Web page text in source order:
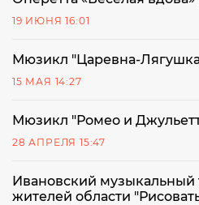
19 ИЮНЯ 16:01
Мюзикл "Царевна-
15 МАЯ 14:27
Мюзикл "Ромео и
28 АПРЕЛЯ 15:47
Ивановский музыкальный
жителей области